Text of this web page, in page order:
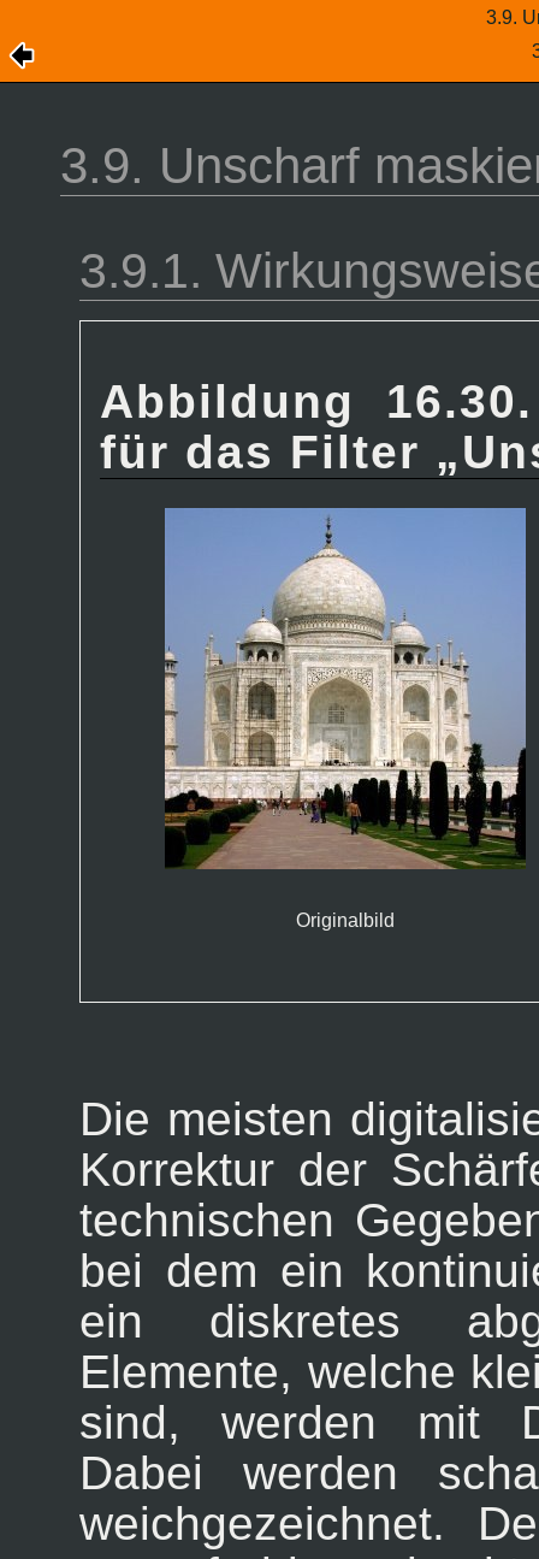
3.9.
3.9. Unscharf
3.9.1.
Abbildung
für das Filter „
Originalbild
Die meisten
Korrektur der
technischen
bei dem ein
ein diskretes
Elemente, welche
sind, werden mit
Dabei werden
weichgezeichnet.